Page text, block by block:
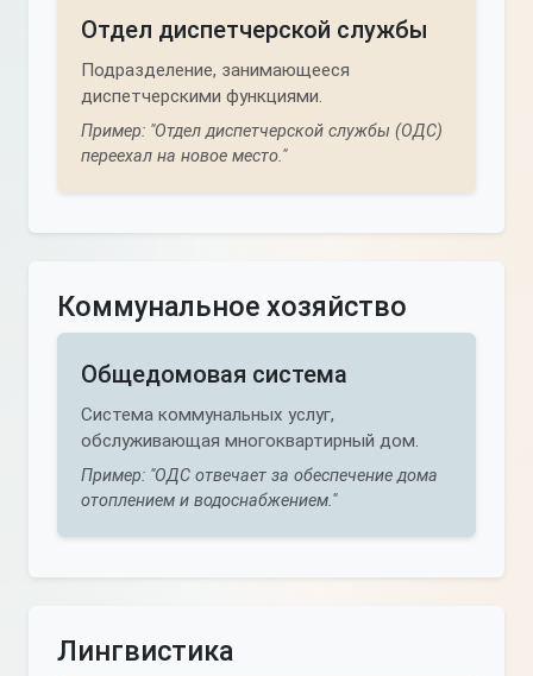
Отдел диспетчерской службы
Подразделение, занимающееся
диспетчерскими функциями.
Пример: "Отдел диспетчерской службы (ОДС)
переехал на новое место."
Коммунальное хозяйство
Общедомовая система
Система коммунальных услуг,
обслуживающая многоквартирный дом.
Пример: "ОДС отвечает за обеспечение дома
отоплением и водоснабжением."
Лингвистика